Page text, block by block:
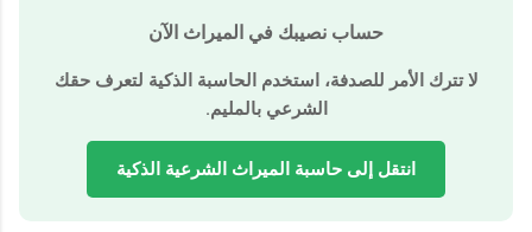
حساب نصيبك في الميراث الآن
لا تترك الأمر للصدفة، استخدم الحاسبة الذكية لتعرف حقك
الشرعي بالمليم.
انتقل إلى حاسبة الميراث الشرعية الذكية